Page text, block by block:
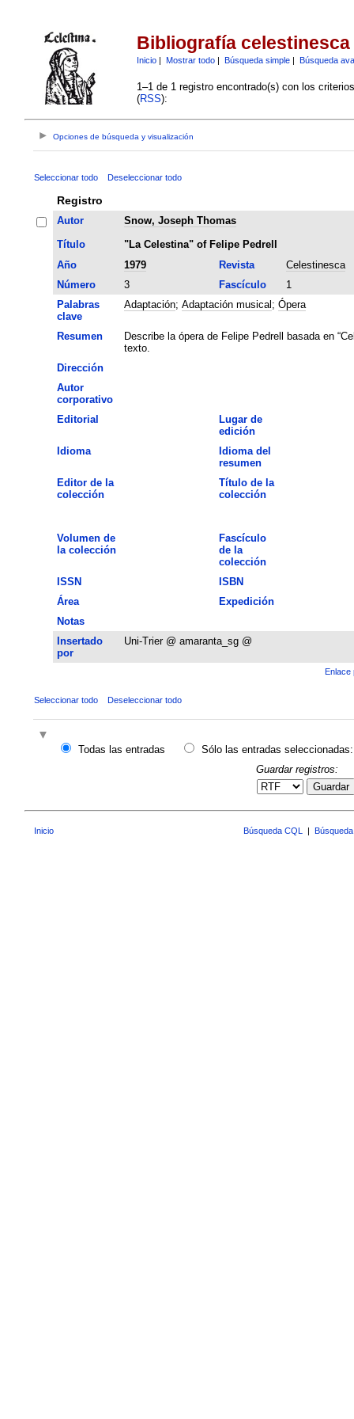
Bibliografía celestinesca
Inicio| Mostrar todo| Búsqueda simple| Búsqueda
1–1 de 1 registro encontrado(s) con los
(RSS):
Opciones de búsqueda y visualización
Seleccionar todo Deseleccionar todo
Registro
Autor
Snow, Joseph Thomas
Título
"La Celestina" of Felipe Pedrell
Año
1979 Revista
Celestinesca
Número
3 Fascículo
1
Palabras
clave
Adaptación; Adaptación musical ; Ópera
Resumen
Describe la ópera de Felipe Pedrell basada en
texto.
Dirección
Autor
corporativo
Editorial
Lugar de
edición
Idioma
Idioma del
resumen
Editor de la
colección
Título de la
colección
Volumen de
la colección
Fascículo
de la
colección
ISSN
ISBN
Área
Expedición
Notas
Insertado
por
Uni-Trier @ amaranta_sg @
Enlace
Seleccionar todo Deseleccionar todo
Todas las entradas
Sólo las entradas seleccionadas:
Guardar registros:
Guardar
Inicio Búsqueda CQL